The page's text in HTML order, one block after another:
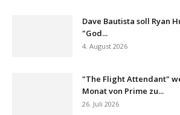
Dave Bautista soll Ryan
"God...
4. August 2026
"The Flight Attendant"
Monat von Prime zu...
26. Juli 2026